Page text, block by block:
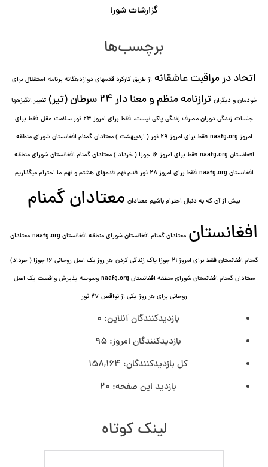
گزارشات شورا
برچسب‌ها
اتحاد در مراقبت عاشقانه از طریق کارکرد قدمهای دوازده⁯گانه برنامه استقلال برای
خودمان و دیگران ترازنامه منظم و معنا دار ٢۴ سرطان (تیر)
تغییر انگیزه⁯ها
جلسات زندگی دوران مصرف زندگی پاکی نیست. فقط برای امروز 24 ثور سلامت عقل
فقط برای
امروز naafg.org
فقط برای امروز ٢٩ ثور ( اردیبهشت ) معتادان گمنام افغانستان شورای منطقه
افغانستان naafg.org
فقط برای امروز ۱۶ جوزا ( خرداد ) معتادان گمنام افغانستان شورای منطقه
افغانستان naafg.org
فقط برای امروز ۲۸ ثور قدم نهم قدمهای هشتم و نهم ما احترام میگذاریم
بیش از آن که به دنبال احترام باشیم معتادان معتادان گمنام
افغانستان معتادان گمنام افغانستان شورای منطقه افغانستان naafg.org معتادان
گمنام افغانستان فقط برای امروز ۲۱ جوزا پاک زندگی کردن
هر روز یک اصل روحانی ۱۶ جوزا ( خرداد)
معتادان گمنام افغانستان شورای منطقه افغانستان naafg.org
وسوسه پذيرش واقعیت یک اصل
روحانی برای هر روز یکی از نواقص ۲۷ ثور
بازدیدکنندگان آنلاین: 0
بازدیدکنندگان امروز:95
کل بازدیدکنند‌گان: 158,164
بازدید این صفحه: 20
لینک کوتاه